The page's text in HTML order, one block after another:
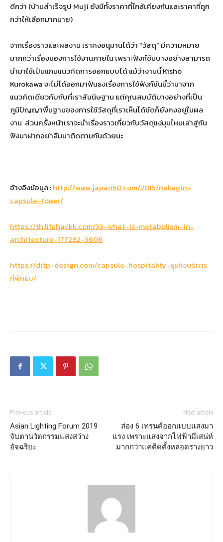
ดีกว่า (บ้านสำเร็จรูป Muji ยังมีทั้งราคาที่ใกล้เคียงกันและราคาที่ถูก
กว่าให้เลือกมากมาย)
จากเรื่องราวและผลงาน เราคงอนุมานได้ว่า “วัสดุ” มีความหมาย
มากกว่าเรื่องของการใช้งานภายใน เพราะฟังก์ชันบางอย่างสามารถ
นำมาใช้เป็นแกนแนวคิดการออกแบบได้ แม้ว่างานนี้ Kisho
Kurokawa จะไม่ได้ออกมาฟันธงเรื่องการใช้ฟังก์ชันนี้ว่ามาจาก
แนวคิดเดียวกับกับที่เราสันนิษฐาน แต่คุณสมบัติบางอย่างที่เป็น
ภูมิปัญญาพื้นฐานของการใช้วัสดุที่เราเห็นได้ชัดก็ยังคงอยู่ในผล
งาน ส่วนครั้งหน้าเราจะนำเรื่องราวเกี่ยวกับวัสดุแง่มุมไหนเล่าสู่กัน
ฟังมาฝากอย่าลืมมาติดตามกันด้วยนะ
อ้างอิงข้อมูล :http://www.japan50.com/2015/nakagin-
capsule-tower/
https://th.lifehackk.com/33-what-is-metabolism-in-
architecture-177292-3606
https://ditp-design.com/capsule-hospitality-ธุรกิจบริการ
ที่พักแบ/
Previous article
Asian Lighting Forum 2019
จับตานวัตกรรมแสงสว่าง
อัจฉริยะ
Next article
ส่อง 6 เทรนด์ออกแบบแสงมา
แรง เพราะแสงจากไฟฟ้ามีเสน่ห์
มากกว่าแค่ติดตั้งหลอดรางยาว